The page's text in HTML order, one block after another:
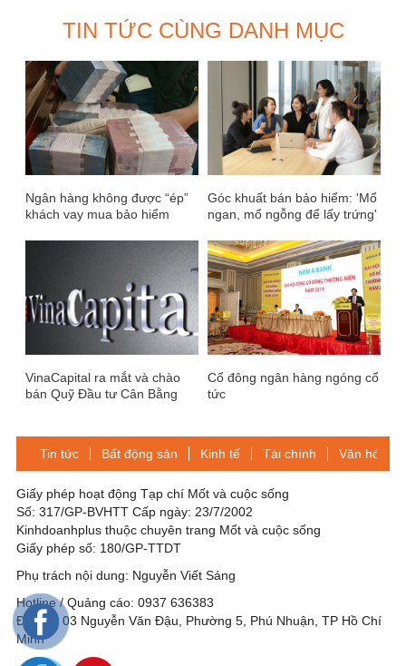
TIN TỨC CÙNG DANH MỤC
Ngân hàng không được “ép”
khách vay mua bảo hiểm
Góc khuất bán bảo hiểm: 'Mổ
ngan, mổ ngỗng để lấy trứng'
VinaCapital ra mắt và chào
bán Quỹ Đầu tư Cân Bằng
Cổ đông ngân hàng ngóng cổ
tức
Tin tức Bất động sản Kinh tế Tài chính Văn hóa-
Giấy phép hoạt động Tạp chí Mốt và cuộc sống
Số: 317/GP-BVHTT Cấp ngày: 23/7/2002
Kinhdoanhplus thuộc chuyên trang Mốt và cuộc sống
Giấy phép số: 180/GP-TTDT
Phụ trách nội dung: Nguyễn Viết Sáng
Hotline / Quảng cáo: 0937 636383
Địa chỉ: 03 Nguyễn Văn Đậu, Phường 5, Phú Nhuận, TP Hồ Chí
Minh